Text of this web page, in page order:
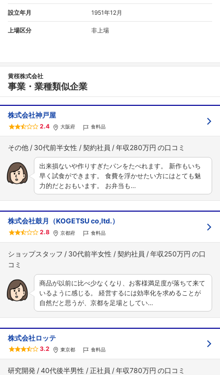
設立年月 1951年12月
上場区分 非上場
黄桜株式会社
事業・業種類似企業
株式会社神戸屋
2.4 大阪府 食料品
その他 30代前半女性 契約社員 年収280万円
出来損ないや作りすぎたパンをたべれます。 新作もいち
早く試食ができます。 食費を浮かせたい方にはとても魅
力的だとおもいます。 お弁当も…
株式会社鼓月（KOGETSU co,ltd.）
2.8 京都府 食料品
ショップスタッフ 30代前半女性 契約社員 年収250万円
商品が以前に比べ少なくなり、お客様満足度が落ちて来て
いるように感じる。 経営するには効率化を求めることが
自然だと思うが、京都を足場としてい…
株式会社ロッテ
3.2 東京都 食料品
研究開発 40代後半男性 正社員 年収780万円